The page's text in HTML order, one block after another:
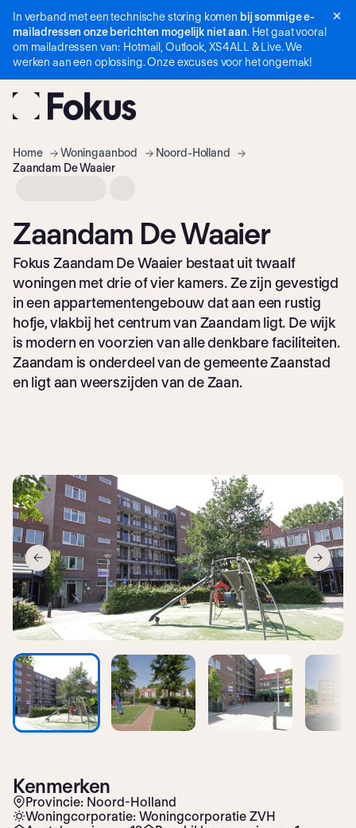
Navigatie
overslaan
In verband met een technische storing komen bij sommige e-
mailadressen onze berichten mogelijk niet aan. Het gaat vooral
om mailadressen van: Hotmail, Outlook, XS4ALL & Live. We
werken aan een oplossing. Onze excuses voor het ongemak!
Home Woning­aanbod
Noord-Holland
Zaandam De Waaier
Zaandam De Waaier
Fokus Zaandam De Waaier bestaat uit twaalf
woningen met drie of vier kamers. Ze zijn gevestigd
in een appartementengebouw dat aan een rustig
hofje, vlakbij het centrum van Zaandam ligt. De wijk
is modern en voorzien van alle denkbare faciliteiten.
Zaandam is onderdeel van de gemeente Zaanstad
en ligt aan weerszijden van de Zaan.
Kenmerken
Provincie: Noord-Holland
Woningcorporatie: Woningcorporatie ZVH